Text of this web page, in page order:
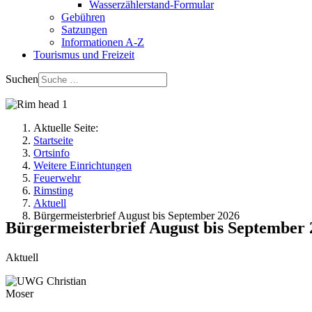
Wasserzählerstand-Formular
Gebühren
Satzungen
Informationen A-Z
Tourismus und Freizeit
Suchen
Aktuelle Seite:
Startseite
Ortsinfo
Weitere Einrichtungen
Feuerwehr
Rimsting
Aktuell
Bürgermeisterbrief August bis September 2026
Bürgermeisterbrief August bis September
Aktuell